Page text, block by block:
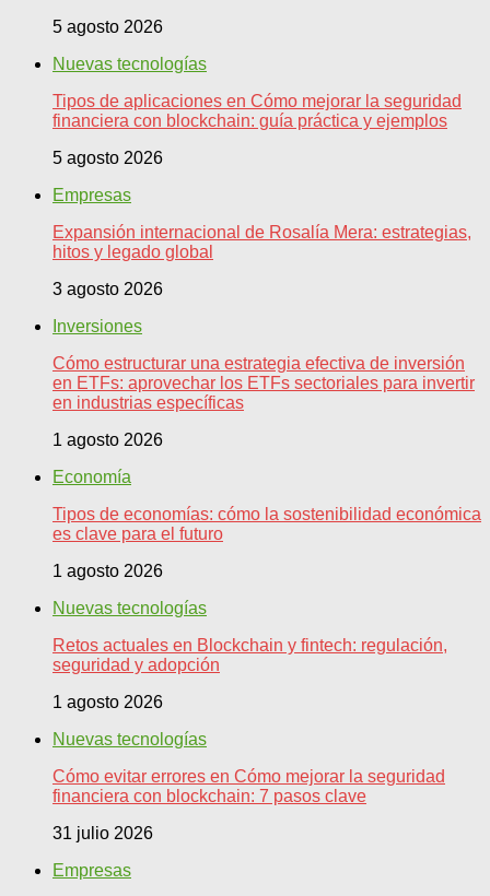
5 agosto 2026
Nuevas tecnologías
Tipos de aplicaciones en Cómo mejorar la seguridad
financiera con blockchain: guía práctica y ejemplos
5 agosto 2026
Empresas
Expansión internacional de Rosalía Mera: estrategias,
hitos y legado global
3 agosto 2026
Inversiones
Cómo estructurar una estrategia efectiva de inversión
en ETFs: aprovechar los ETFs sectoriales para invertir
en industrias específicas
1 agosto 2026
Economía
Tipos de economías: cómo la sostenibilidad económica
es clave para el futuro
1 agosto 2026
Nuevas tecnologías
Retos actuales en Blockchain y fintech: regulación,
seguridad y adopción
1 agosto 2026
Nuevas tecnologías
Cómo evitar errores en Cómo mejorar la seguridad
financiera con blockchain: 7 pasos clave
31 julio 2026
Empresas